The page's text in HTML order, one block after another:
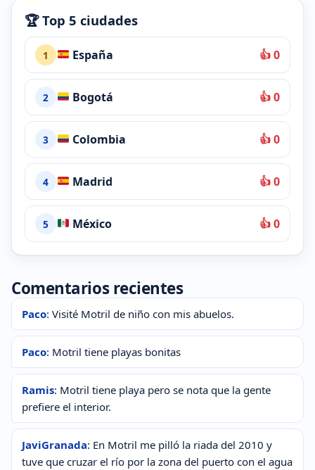
🏆 Top 5 ciudades
1 España 👍 0
2 Bogotá 👍 0
3 Colombia 👍 0
4 Madrid 👍 0
5 México 👍 0
Comentarios recientes
Paco: Visité Motril de niño con mis abuelos.
Paco: Motril tiene playas bonitas
Ramis: Motril tiene playa pero se nota que la gente
prefiere el interior.
JaviGranada: En Motril me pilló la riada del 2010 y
tuve que cruzar el río por la zona del puerto con el agua